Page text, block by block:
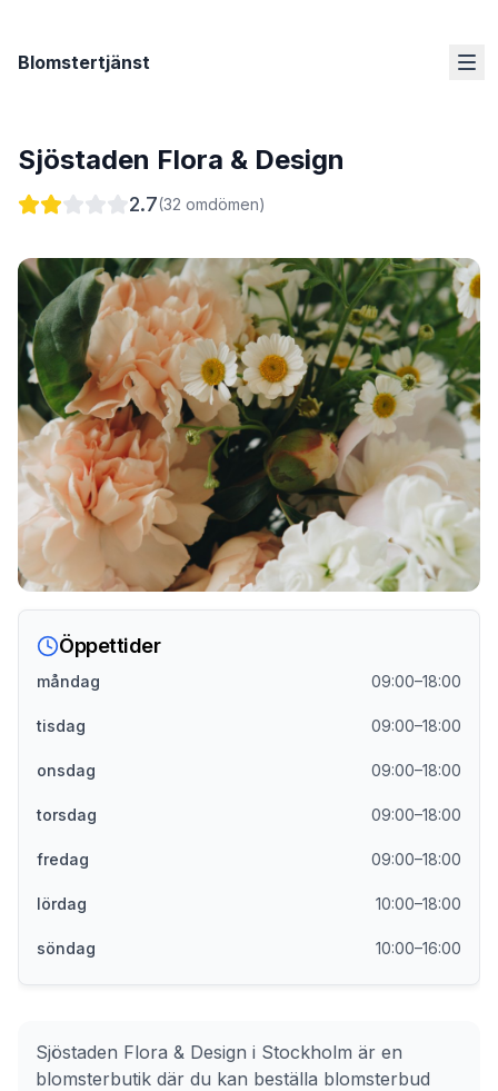
Blomstertjänst
Sjöstaden Flora & Design
2.7(32 omdömen)
Sjöstaden Flora & Design i Stockholm är en
blomsterbutik där du kan beställa blomsterbud
Öppettider
måndag 09:00–18:00
tisdag 09:00–18:00
onsdag 09:00–18:00
torsdag 09:00–18:00
fredag 09:00–18:00
lördag 10:00–18:00
söndag 10:00–16:00